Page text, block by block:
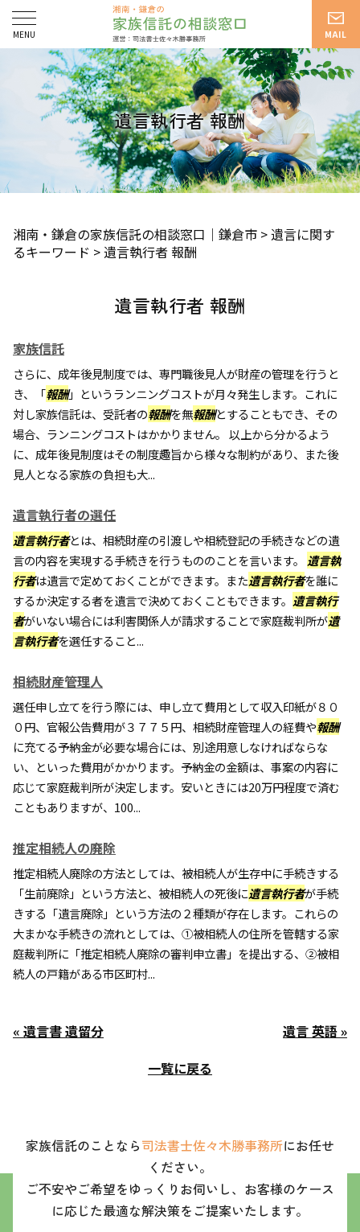
遺言執行者 報酬
湘南・鎌倉の家族信託の相談窓口｜鎌倉市 >遺言に関す
るキーワード >遺言執行者 報酬
遺言執行者 報酬
家族信託
さらに、成年後見制度では、専門職後見人が財産の管理を行うと
き、「報酬」というランニングコストが月々発生します。これに
対し家族信託は、受託者の報酬を無報酬とすることもでき、その
場合、ランニングコストはかかりません。 以上から分かるよう
に、成年後見制度はその制度趣旨から様々な制約があり、また後
見人となる家族の負担も大...
遺言執行者の選任
遺言執行者とは、相続財産の引渡しや相続登記の手続きなどの遺
言の内容を実現する手続きを行うもののことを言います。 遺言執
行者は遺言で定めておくことができます。また遺言執行者を誰に
するか決定する者を遺言で決めておくこともできます。 遺言執行
者がいない場合には利害関係人が請求することで家庭裁判所が遺
言執行者を選任すること...
相続財産管理人
選任申し立てを行う際には、申し立て費用として収入印紙が８０
０円、官報公告費用が３７７５円、相続財産管理人の経費や報酬
に充てる予納金が必要な場合には、別途用意しなければならな
い、といった費用がかかります。予納金の金額は、事案の内容に
応じて家庭裁判所が決定します。安いときには20万円程度で済む
こともありますが、100...
推定相続人の廃除
推定相続人廃除の方法としては、被相続人が生存中に手続きする
「生前廃除」という方法と、被相続人の死後に遺言執行者が手続
きする「遺言廃除」という方法の２種類が存在します。これらの
大まかな手続きの流れとしては、①被相続人の住所を管轄する家
庭裁判所に「推定相続人廃除の審判申立書」を提出する、②被相
続人の戸籍がある市区町村...
« 遺言書 遺留分
遺言 英語 »
一覧に戻る
家族信託のことなら司法書士佐々木勝事務所にお任せ
ください。
ご不安やご希望をゆっくりお伺いし、お客様のケース
に応じた最適な解決策をご提案いたします。